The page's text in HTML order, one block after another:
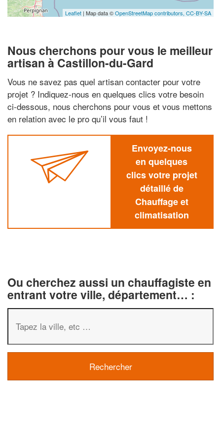
Leaflet | Map data ©OpenStreetMap contributors, CC-BY-SA
Nous cherchons pour vous le meilleur
artisan à Castillon-du-Gard
Vous ne savez pas quel artisan contacter pour votre
projet ? Indiquez-nous en quelques clics votre besoin
ci-dessous, nous cherchons pour vous et vous mettons
en relation avec le pro qu’il vous faut !
Envoyez-nous
en quelques
clics votre projet
détaillé de
Chauffage et
climatisation
Ou cherchez aussi un chauffagiste en
entrant votre ville, département… :